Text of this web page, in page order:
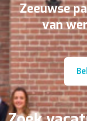
Zeeuwse
van